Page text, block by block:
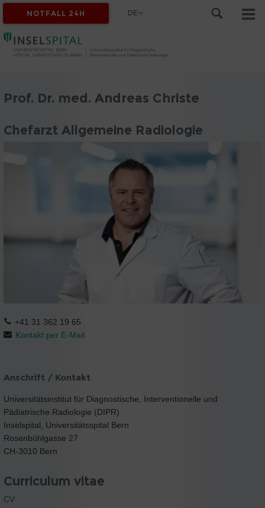
NOTFALL 24H DE
Prof. Dr. med. Andreas Christe
Chefarzt Allgemeine Radiologie
+41 31 362 19 65
Kontakt per E-Mail
Anschrift / Kontakt
Universitätsinstitut für Diagnostische, Interventionelle und
Pädiatrische Radiologie (DIPR)
Inselspital, Universitätsspital Bern
Rosenbühlgasse 27
CH-3010 Bern
Curriculum vitae
CV